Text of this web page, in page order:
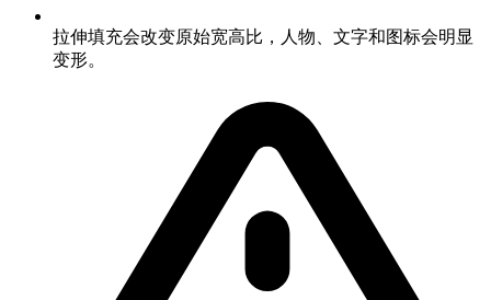
拉伸填充会改变原始宽高比，人物、文字和图标会明显
变形。